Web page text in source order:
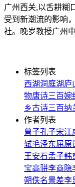
广州西关,以舌耕糊
受到新潮流的影响
社。晚岁教授广州
标签列表
西湖洞庭湖庐
物唐诗三百婉
乡古诗三百纳
作者列表
曾子孔子宋江
轼毛泽东屈原
王安石孟子韩
宝高骈李商隐
朔佚名景差李